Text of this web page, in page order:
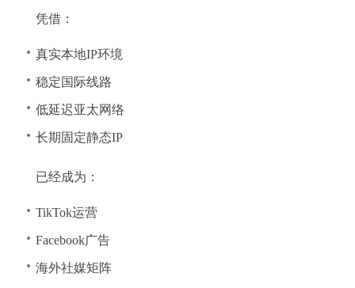
凭借：
真实本地IP环境
稳定国际线路
低延迟亚太网络
长期固定静态IP
已经成为：
TikTok运营
Facebook广告
海外社媒矩阵